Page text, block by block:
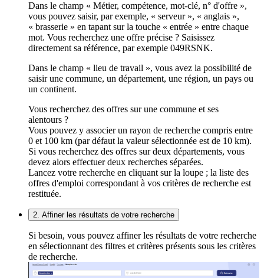
Dans le champ « Métier, compétence, mot-clé, n° d'offre »,
vous pouvez saisir, par exemple, « serveur », « anglais »,
« brasserie » en tapant sur la touche « entrée » entre chaque
mot. Vous recherchez une offre précise ? Saisissez
directement sa référence, par exemple 049RSNK.
Dans le champ « lieu de travail », vous avez la possibilité de
saisir une commune, un département, une région, un pays ou
un continent.
Vous recherchez des offres sur une commune et ses
alentours ?
Vous pouvez y associer un rayon de recherche compris entre
0 et 100 km (par défaut la valeur sélectionnée est de 10 km).
Si vous recherchez des offres sur deux départements, vous
devez alors effectuer deux recherches séparées.
Lancez votre recherche en cliquant sur la loupe ; la liste des
offres d'emploi correspondant à vos critères de recherche est
restituée.
2. Affiner les résultats de votre recherche
Si besoin, vous pouvez affiner les résultats de votre recherche
en sélectionnant des filtres et critères présents sous les critères
de recherche.